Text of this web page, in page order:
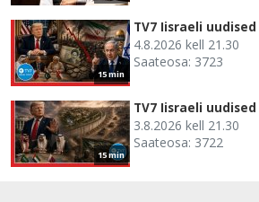
15 min
TV7 Iisraeli uudised
4.8.2026 kell 21.30
Saateosa: 3723
15 min
TV7 Iisraeli uudised
3.8.2026 kell 21.30
Saateosa: 3722